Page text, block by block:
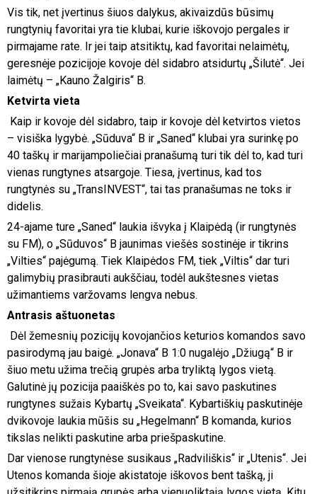
Vis tik, net įvertinus šiuos dalykus, akivaizdūs būsimų
rungtynių favoritai yra tie klubai, kurie iškovojo pergales ir
pirmajame rate. Ir jei taip atsitiktų, kad favoritai nelaimėtų,
geresnėje pozicijoje kovoje dėl sidabro atsidurtų „Šilutė“. Jei
laimėtų – „Kauno Žalgiris“ B.
Ketvirta vieta
Kaip ir kovoje dėl sidabro, taip ir kovoje dėl ketvirtos vietos
– visiška lygybė. „Sūduva“ B ir „Saned“ klubai yra surinkę po
40 taškų ir marijampoliečiai pranašumą turi tik dėl to, kad turi
vienas rungtynes atsargoje. Tiesa, įvertinus, kad tos
rungtynės su „TransINVEST“, tai tas pranašumas ne toks ir
didelis.
24-ajame ture „Saned“ laukia išvyka į Klaipėdą (ir rungtynės
su FM), o „Sūduvos“ B jaunimas viešės sostinėje ir tikrins
„Vilties“ pajėgumą. Tiek Klaipėdos FM, tiek „Viltis“ dar turi
galimybių prasibrauti aukščiau, todėl aukštesnes vietas
užimantiems varžovams lengva nebus.
Antrasis aštuonetas
Dėl žemesnių pozicijų kovojančios keturios komandos savo
pasirodymą jau baigė. „Jonava“ B 1:0 nugalėjo „Džiugą“ B ir
šiuo metu užima trečią grupės arba tryliktą lygos vietą.
Galutinė jų pozicija paaiškės po to, kai savo paskutines
rungtynes sužais Kybartų „Sveikata“. Kybartiškių paskutinėje
dvikovoje laukia mūšis su „Hegelmann“ B komanda, kurios
tikslas nelikti paskutine arba priešpaskutine.
Dar vienose rungtynėse susikaus „Radviliškis“ ir „Utenis“. Jei
Utenos komanda šioje akistatoje iškovos bent tašką, ji